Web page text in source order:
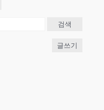
검색
글쓰기